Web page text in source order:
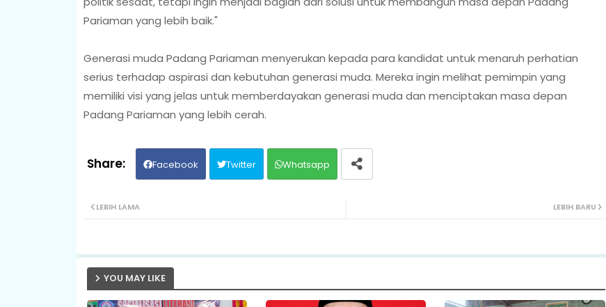
Pariaman yang lebih baik."
Generasi muda Padang Pariaman menyerukan kepada para kandidat untuk menaruh perhatian
serius terhadap aspirasi dan kebutuhan generasi muda. Mereka ingin melihat pemimpin yang
memiliki visi yang jelas untuk memberdayakan generasi muda dan menciptakan masa depan
Padang Pariaman yang lebih cerah.
Facebook Twitter Whatsapp
LEBIH BARU
LEBIH LAMA
YOU MAY LIKE